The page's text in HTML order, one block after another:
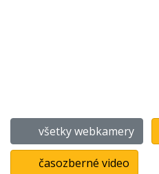
všetky webkamery
časozberné video